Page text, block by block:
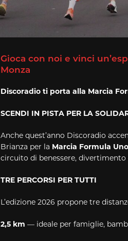
Gioca con noi e vinci
Monza
Discoradio ti porta alla Marcia
SCENDI IN PISTA PER LA
Anche quest’anno Discoradio
Brianza per la Marcia Formula
circuito di benessere,
TRE PERCORSI PER TUTTI
L’edizione 2026 propone tre
2,5 km — ideale per famiglie,